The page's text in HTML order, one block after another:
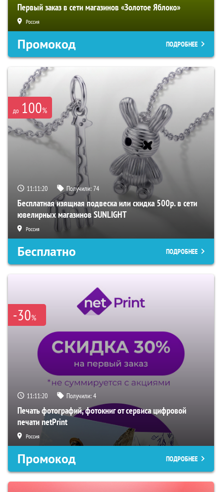
Первый заказ в сети магазинов «Золотое Яблоко»
Россия
Промокод ПОДРОБНЕЕ
до 100%
11:11:20 Получили:74
Бесплатная изящная подвеска или скидка 500р. в сети
ювелирных магазинов SUNLIGHT
Россия
Бесплатно ПОДРОБНЕЕ
-30%
11:11:20 Получили:4
Печать фотографий, фотокниг от сервиса цифровой
печати netPrint
Россия
Промокод ПОДРОБНЕЕ